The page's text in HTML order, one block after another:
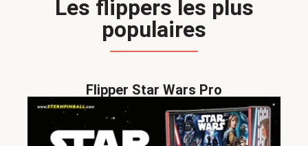
Les flippers les plus
populaires
Flipper Star Wars Pro